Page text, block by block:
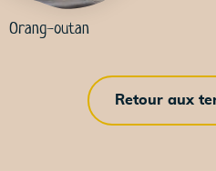
Orang-outan
Retour aux